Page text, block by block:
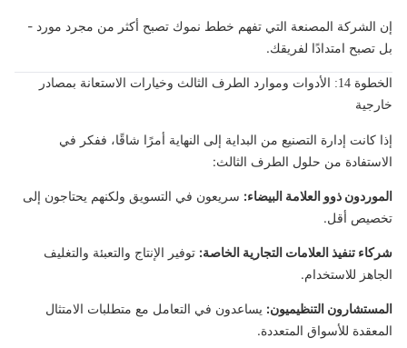
إن الشركة المصنعة التي تفهم خطط نموك تصبح أكثر من مجرد مورد -
بل تصبح امتدادًا لفريقك.
الخطوة 14: الأدوات وموارد الطرف الثالث وخيارات الاستعانة بمصادر
خارجية
إذا كانت إدارة التصنيع من البداية إلى النهاية أمرًا شاقًا، ففكر في
الاستفادة من حلول الطرف الثالث:
الموردون ذوو العلامة البيضاء: سريعون في التسويق ولكنهم يحتاجون إلى
تخصيص أقل.
شركاء تنفيذ العلامات التجارية الخاصة: توفير الإنتاج والتعبئة والتغليف
الجاهز للاستخدام.
المستشارون التنظيميون: يساعدون في التعامل مع متطلبات الامتثال
المعقدة للأسواق المتعددة.